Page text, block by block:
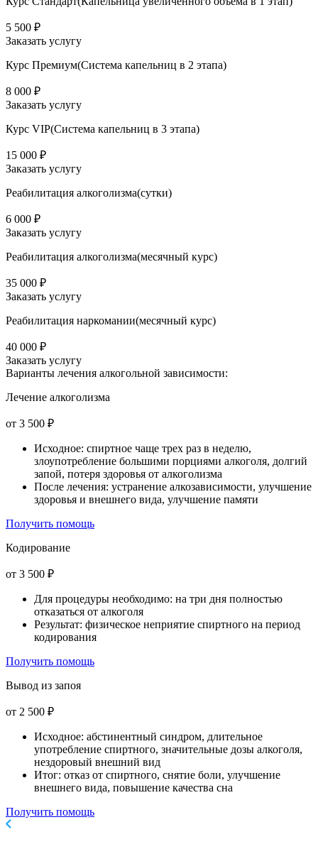
5 500 ₽
Заказать услугу
Курс Премиум(Система капельниц в 2 этапа)
8 000 ₽
Заказать услугу
Курс VIP(Система капельниц в 3 этапа)
15 000 ₽
Заказать услугу
Реабилитация алкоголизма(cутки)
6 000 ₽
Заказать услугу
Реабилитация алкоголизма(месячный курс)
35 000 ₽
Заказать услугу
Реабилитация наркомании(месячный курс)
40 000 ₽
Заказать услугу
Варианты лечения алкогольной зависимости:
Лечение алкоголизма
от 3 500 ₽
Исходное: спиртное чаще трех раз в неделю,
злоупотребление большими порциями алкоголя, долгий
запой, потеря здоровья от алкоголизма
После лечения: устранение алкозависимости, улучшение
здоровья и внешнего вида, улучшение памяти
Получить помощь
Кодирование
от 3 500 ₽
Для процедуры необходимо: на три дня полностью
отказаться от алкоголя
Результат: физическое неприятие спиртного на период
кодирования
Получить помощь
Вывод из запоя
от 2 500 ₽
Исходное: абстинентный синдром, длительное
употребление спиртного, значительные дозы алкоголя,
нездоровый внешний вид
Итог: отказ от спиртного, снятие боли, улучшение
внешнего вида, повышение качества сна
Получить помощь